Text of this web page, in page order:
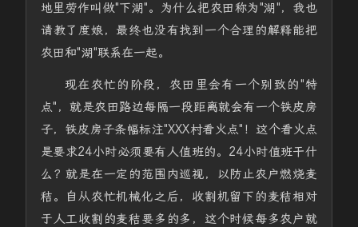
地里劳作叫做"下湖"。为什么把农田称为"湖"，我也
请教了度娘，最终也没有找到一个合理的解释能把
农田和"湖"联系在一起。
现在农忙的阶段，农田里会有一个别致的"特
点"，就是农田路边每隔一段距离就会有一个铁皮房
子，铁皮房子条幅标注"XXX村看火点"！这个看火点
是要求24小时必须要有人值班的。24小时值班干什
么？就是在一定的范围内巡视，以防止农户燃烧麦
秸。自从农忙机械化之后，收割机留下的麦秸相对
于人工收割的麦秸要多的多，这个时候每多农户就